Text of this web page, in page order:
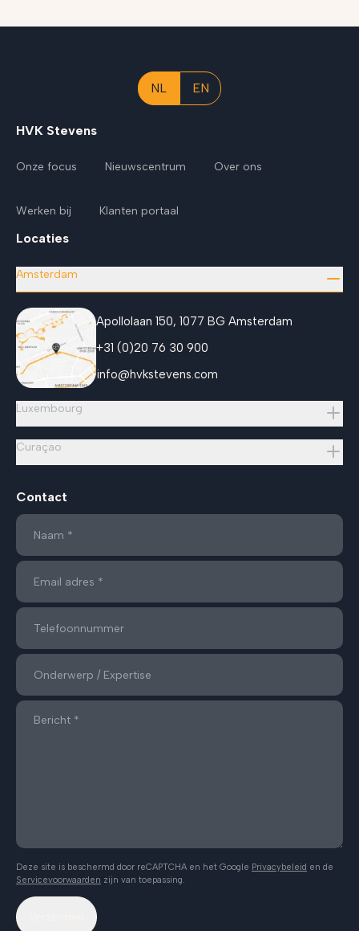
NL EN
HVK Stevens
Onze focus Nieuwscentrum Over ons
Werken bij Klanten portaal
Locaties
Amsterdam
Apollolaan 150, 1077 BG Amsterdam
+31 (0)20 76 30 900
info@hvkstevens.com
Luxembourg
Curaçao
Contact
Deze site is beschermd door reCAPTCHA en het Google Privacybeleid en de
Servicevoorwaarden zijn van toepassing.